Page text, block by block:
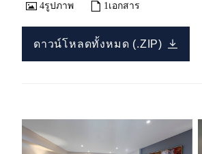
4รูปภาพ 1เอกสาร
ดาวน์โหลดทั้งหมด (.ZIP)